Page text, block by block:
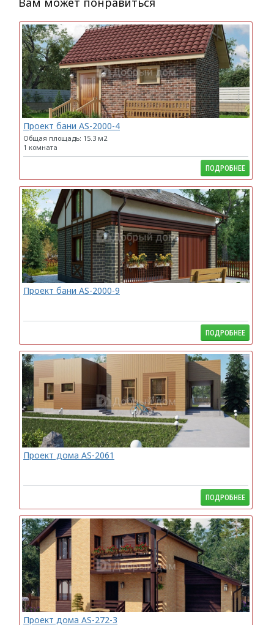
Проект бани AS-2000-4
Общая площадь: 15.3 м2
1 комната
ПОДРОБНЕЕ
Проект бани AS-2000-9
ПОДРОБНЕЕ
Проект дома AS-2061
ПОДРОБНЕЕ
Проект дома AS-272-3